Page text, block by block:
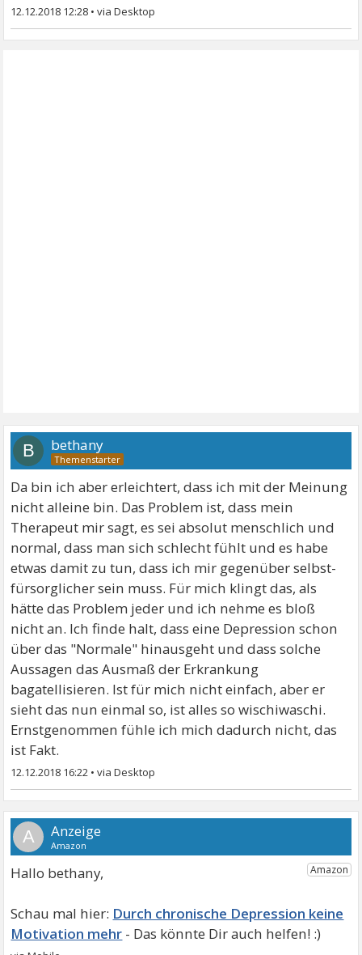
12.12.2018 12:28 •
B bethany
Da bin ich aber erleichtert, dass ich mit der Meinung
nicht alleine bin. Das Problem ist, dass mein
Therapeut mir sagt, es sei absolut menschlich und
normal, dass man sich schlecht fühlt und es habe
etwas damit zu tun, dass ich mir gegenüber selbst-
fürsorglicher sein muss. Für mich klingt das, als
hätte das Problem jeder und ich nehme es bloß
nicht an. Ich finde halt, dass eine Depression schon
über das "Normale" hinausgeht und dass solche
Aussagen das Ausmaß der Erkrankung
bagatellisieren. Ist für mich nicht einfach, aber er
sieht das nun einmal so, ist alles so wischiwaschi.
Ernstgenommen fühle ich mich dadurch nicht, das
ist Fakt.
12.12.2018 16:22 •
A
Hallo bethany,
Durch chronische Depression keine
Motivation mehr